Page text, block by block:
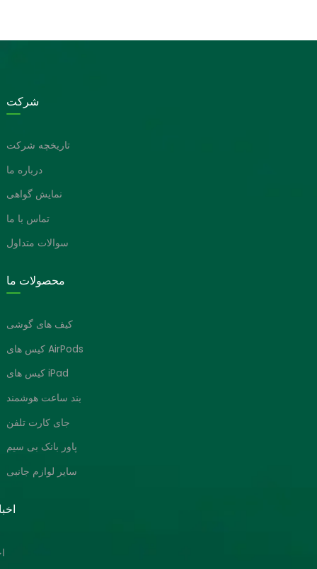
شرکت
تاریخچه شرکت
درباره ما
نمایش گواهی
تماس با ما
سوالات متداول
محصولات ما
کیف های گوشی
کیس های AirPods
کیس های iPad
بند ساعت هوشمند
جای کارت تلفن
پاور بانک بی سیم
سایر لوازم جانبی